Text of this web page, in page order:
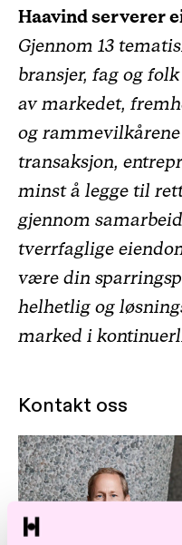
Haavind serverer
Gjennom 13
bransjer, fag og
av markedet,
og
transaksjon,
minst å legge til
gjennom
tverrfaglige
være din
helhetlig og
marked i
Kontakt oss